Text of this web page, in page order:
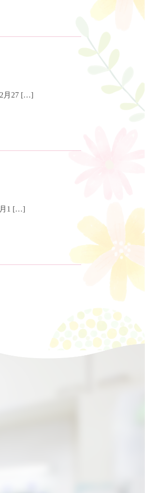
月27 […]
月1 […]